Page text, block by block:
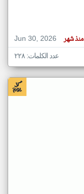
Jun 30, 2026
منذ شهر
عدد الكلمات: ٢٢٨